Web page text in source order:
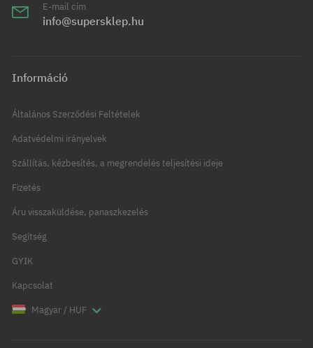
E-mail cím
info@supersklep.hu
Információ
Általános Szerződési Feltételek
Adatvédelmi irányelvek
Szállítás, kézbesítés, a megrendelés teljesítési ideje
Fizetés
Áru visszaküldése, panaszkezelés
Segítség
GYIK
Kapcsolat
Magyar / HUF